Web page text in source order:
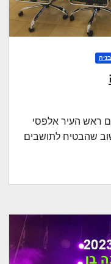
ראש העיר אלפסי
שהבטיח לתושבים